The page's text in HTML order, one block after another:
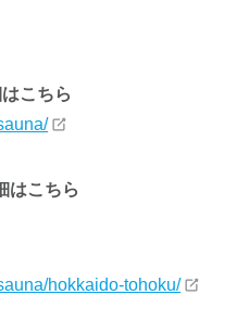
こちら
はこちら
hokkaido-tohoku/